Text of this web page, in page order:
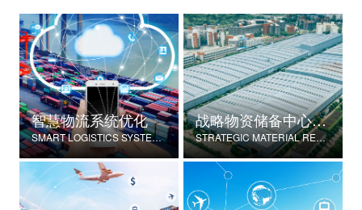
智慧物流系统优化
SMART LOGISTICS SYSTEM OPTIMIZATION
战略物资储备中心建设
STRATEGIC MATERIAL RESERVE CENTER CONSTRUCTION